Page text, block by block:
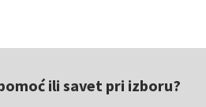
ili savet pri izboru?